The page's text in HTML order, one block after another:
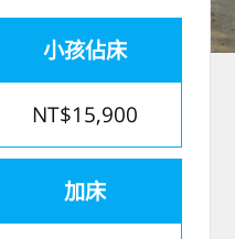
小孩佔床
NT$15,900
加床